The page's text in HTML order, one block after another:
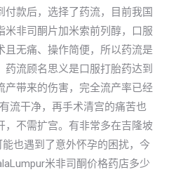
付款后，选择了药流，目前我国
米非司酮片加米索前列醇，口服
且无痛、操作简便，所以药流是
流顾名思义是口服打胎药达到
产带来的伤害，完全流产率已经
流干净，再手术清宫的痛苦也
，不需扩宫。有非常多在吉隆坡
也遇到了意外怀孕的困扰，今
米非司酮价格药店多少